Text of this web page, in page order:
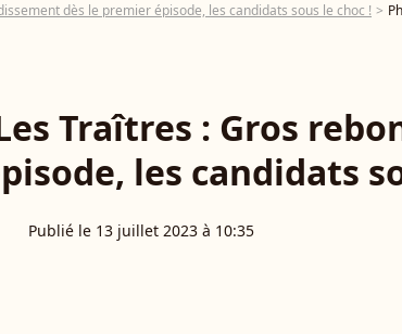
dès le premier épisode, les candidats sous le choc !
Traîtres : Gros
les candidats
Publié le 13 juillet 2023 à 10:35